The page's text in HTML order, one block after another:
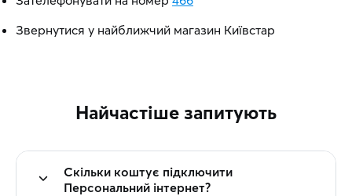
Звернутися у найближчий магазин Київстар
Найчастіше запитують
Скільки коштує підключити
Персональний інтернет?